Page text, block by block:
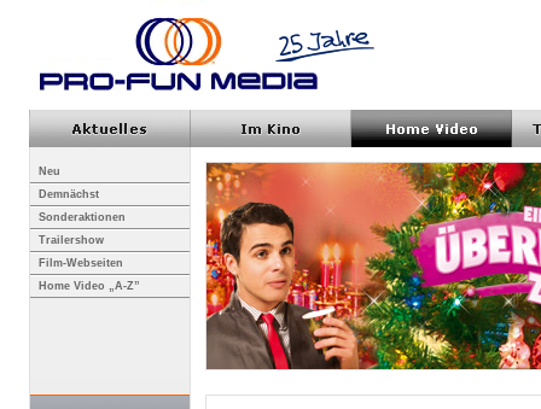
Neu
Demnächst
Sonderaktionen
Trailershow
Film-Webseiten
Home Video „A-Z”